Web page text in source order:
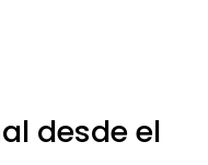
desde el